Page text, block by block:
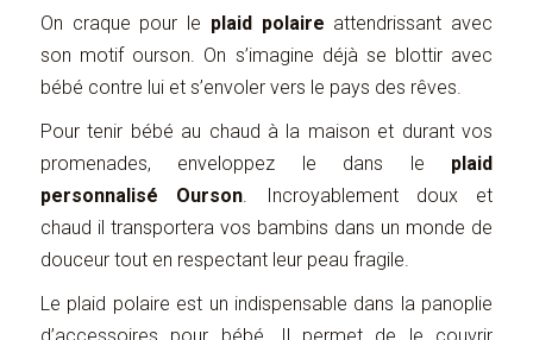
On craque pour le plaid polaire attendrissant avec
son motif ourson. On s’imagine déjà se blottir avec
bébé contre lui et s’envoler vers le pays des rêves.
Pour tenir bébé au chaud à la maison et durant vos
promenades, enveloppez le dans le plaid
personnalisé Ourson. Incroyablement doux et
chaud il transportera vos bambins dans un monde de
douceur tout en respectant leur peau fragile.
Le plaid polaire est un indispensable dans la panoplie